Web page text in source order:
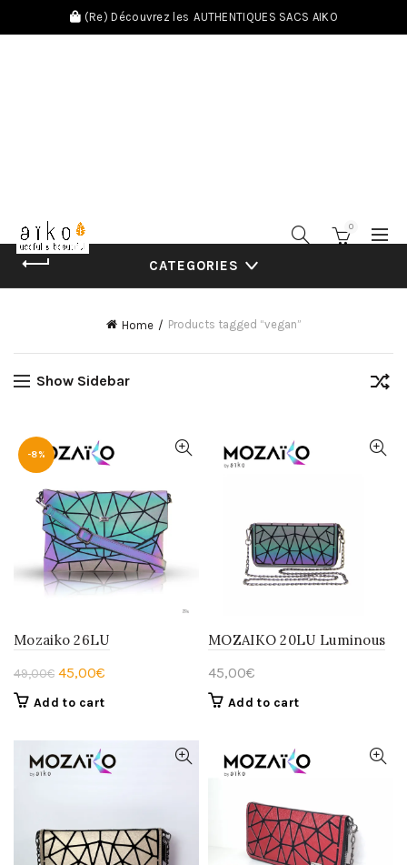
(Re) Découvrez les AUTHENTIQUES SACS AIKO
0
CATEGORIES
Home Products tagged “vegan”
Show Sidebar
-8%
Mozaiko 26LU
49,00€ Original
price
45,00€
Add to cart
MOZAIKO 20LU Luminous
45,00€
Add to cart